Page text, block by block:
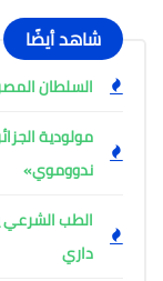
شاهد أيضًا
السلطان
مولودية
ندووموي»
الطب
داري